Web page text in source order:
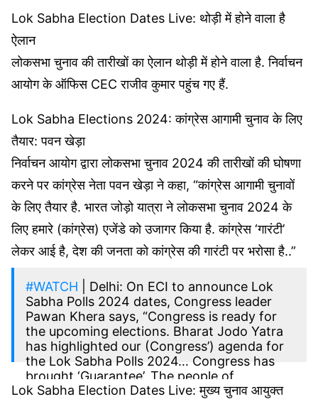
Lok Sabha Election Dates Live: थोड़ी में होने वाला है
ऐलान
लोकसभा चुनाव की तारीखों का ऐलान थोड़ी में होने वाला है. निर्वाचन
आयोग के ऑफिस CEC राजीव कुमार पहुंच गए हैं.
Lok Sabha Elections 2024: कांग्रेस आगामी चुनाव के लिए
तैयार: पवन खेड़ा
निर्वाचन आयोग द्वारा लोकसभा चुनाव 2024 की तारीखों की घोषणा
करने पर कांग्रेस नेता पवन खेड़ा ने कहा, “कांग्रेस आगामी चुनावों
के लिए तैयार है. भारत जोड़ो यात्रा ने लोकसभा चुनाव 2024 के
लिए हमारे (कांग्रेस) एजेंडे को उजागर किया है. कांग्रेस ‘गारंटी’
लेकर आई है, देश की जनता को कांग्रेस की गारंटी पर भरोसा है..”
#WATCH | Delhi: On ECI to announce Lok
Sabha Polls 2024 dates, Congress leader
Pawan Khera says, “Congress is ready for
the upcoming elections. Bharat Jodo Yatra
has highlighted our (Congress’) agenda for
the Lok Sabha Polls 2024… Congress has
brought ‘Guarantee’. The people of…
pic.twitter.com/bAeyYw1OHq
Lok Sabha Election Dates Live: मुख्य चुनाव आयुक्त